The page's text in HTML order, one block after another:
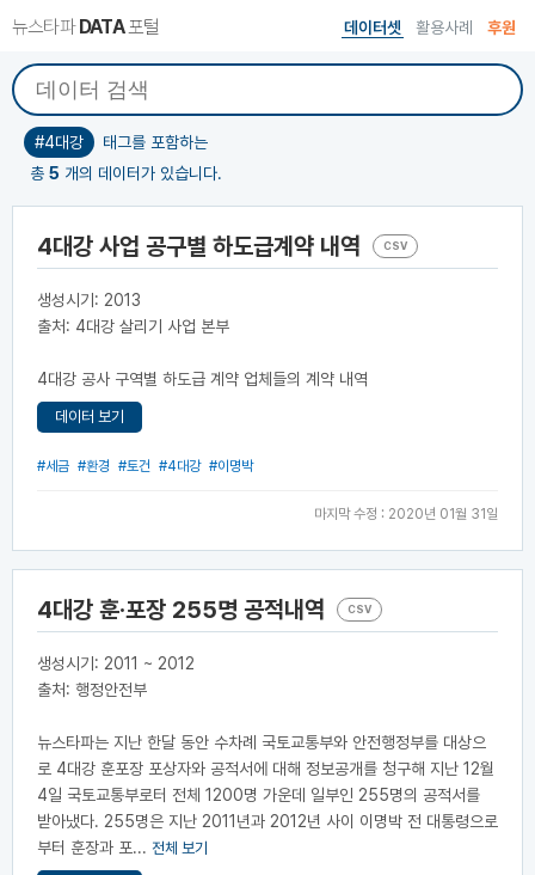
뉴스타파DATA포털 데이터셋 활용사례 후원
#4대강
태그를 포함하는
총 5 개의 데이터가 있습니다.
4대강 사업 공구별 하도급계약 내역 CSV
생성시기: 2013
출처: 4대강 살리기 사업 본부
4대강 공사 구역별 하도급 계약 업체들의 계약 내역
데이터 보기
#세금 #환경 #토건 #4대강 #이명박
마지막 수정 : 2020년 01월 31일
4대강 훈·포장 255명 공적내역 CSV
생성시기: 2011 ~ 2012
출처: 행정안전부
뉴스타파는 지난 한달 동안 수차례 국토교통부와 안전행정부를 대상으
로 4대강 훈포장 포상자와 공적서에 대해 정보공개를 청구해 지난 12월
4일 국토교통부로터 전체 1200명 가운데 일부인 255명의 공적서를
받아냈다. 255명은 지난 2011년과 2012년 사이 이명박 전 대통령으로
부터 훈장과 포... 전체 보기